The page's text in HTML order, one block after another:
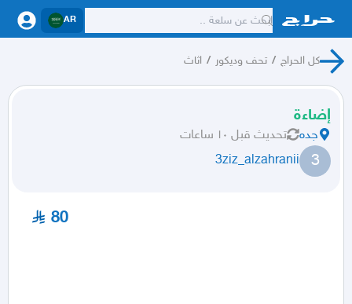
AR
كل الحراج / تحف وديكور / اثاث
إضاءة
جده تحديث قبل ١٠ ساعات
3
3ziz_alzahranii
80